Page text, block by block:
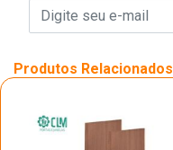
Produtos Relacionados